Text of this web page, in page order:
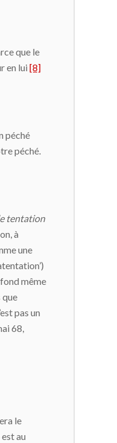
que le
en lui [8]
péché
péché.
tentation
à
une
même
que
pas un
68,
le
au